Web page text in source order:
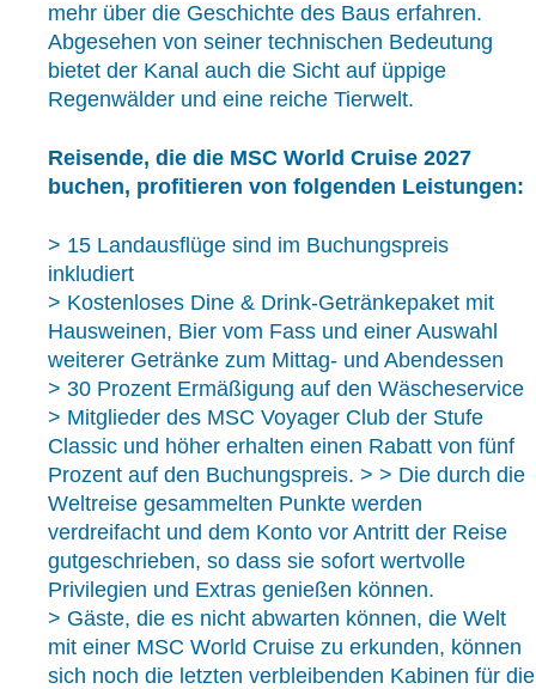
mehr über die Geschichte des Baus erfahren.
Abgesehen von seiner technischen Bedeutung
bietet der Kanal auch die Sicht auf üppige
Regenwälder und eine reiche Tierwelt.
Reisende, die die MSC World Cruise 2027
buchen, profitieren von folgenden Leistungen:
> 15 Landausflüge sind im Buchungspreis
inkludiert
> Kostenloses Dine & Drink-Getränkepaket mit
Hausweinen, Bier vom Fass und einer Auswahl
weiterer Getränke zum Mittag- und Abendessen
> 30 Prozent Ermäßigung auf den Wäscheservice
> Mitglieder des MSC Voyager Club der Stufe
Classic und höher erhalten einen Rabatt von fünf
Prozent auf den Buchungspreis. > > Die durch die
Weltreise gesammelten Punkte werden
verdreifacht und dem Konto vor Antritt der Reise
gutgeschrieben, so dass sie sofort wertvolle
Privilegien und Extras genießen können.
> Gäste, die es nicht abwarten können, die Welt
mit einer MSC World Cruise zu erkunden, können
sich noch die letzten verbleibenden Kabinen für die